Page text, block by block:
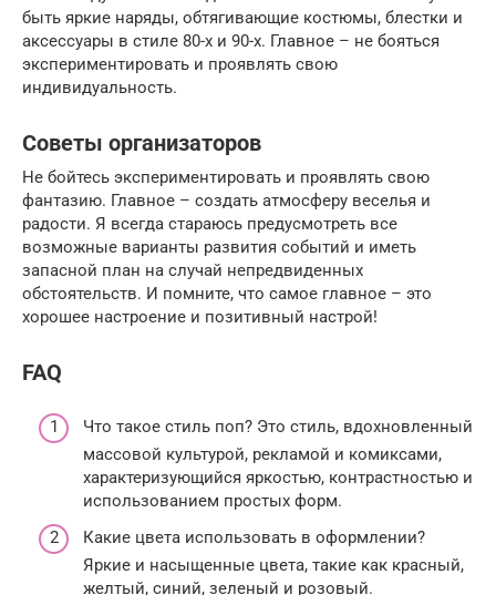
быть яркие наряды, обтягивающие костюмы, блестки и
аксессуары в стиле 80-х и 90-х. Главное – не бояться
экспериментировать и проявлять свою
индивидуальность.
Советы организаторов
Не бойтесь экспериментировать и проявлять свою
фантазию. Главное – создать атмосферу веселья и
радости. Я всегда стараюсь предусмотреть все
возможные варианты развития событий и иметь
запасной план на случай непредвиденных
обстоятельств. И помните, что самое главное – это
хорошее настроение и позитивный настрой!
FAQ
Что такое стиль поп? Это стиль, вдохновленный
массовой культурой, рекламой и комиксами,
характеризующийся яркостью, контрастностью и
использованием простых форм.
Какие цвета использовать в оформлении?
Яркие и насыщенные цвета, такие как красный,
желтый, синий, зеленый и розовый.